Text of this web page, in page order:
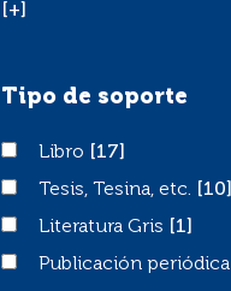
[+]
Tipo de soporte
LibroLibro
[17]
Tesis, Tesina, etc.
Tesis, Tesina, etc.
[10]
Literatura Gris
Literatura Gris
[1]
Publicación periódica
Publicación periódica